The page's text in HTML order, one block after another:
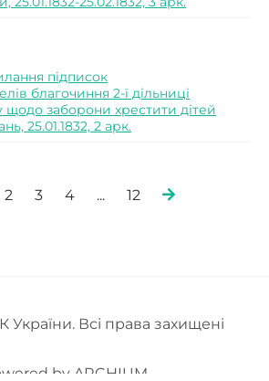
підписок
благочиння 2-ї дільниці
щодо заборони хрестити дітей
25.01.1832, 2 арк.
2 3 4 ... 12
України. Всі права захищені
by ARCHIUM